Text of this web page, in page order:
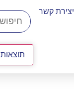
יצירת קשר
תוצאות